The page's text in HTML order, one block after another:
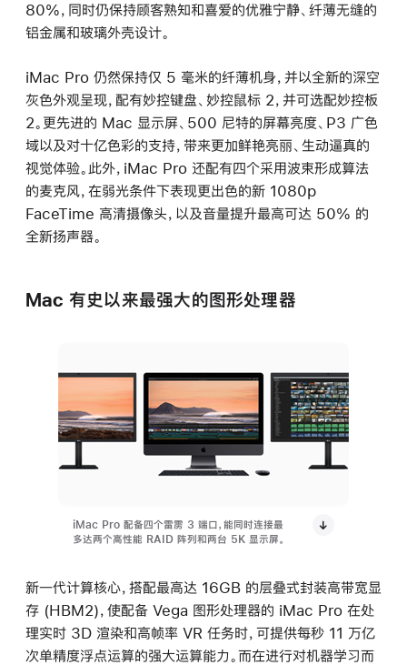
80%，同时仍保持顾客熟知和喜爱的优雅宁静、纤薄无缝的
铝金属和玻璃外壳设计。
iMac Pro 仍然保持仅 5 毫米的纤薄机身，并以全新的深空
灰色外观呈现，配有妙控键盘、妙控鼠标 2，并可选配妙控板
2。更先进的 Mac 显示屏、500 尼特的屏幕亮度、P3 广色
域以及对十亿色彩的支持，带来更加鲜艳亮丽、生动逼真的
视觉体验。此外，iMac Pro 还配有四个采用波束形成算法
的麦克风，在弱光条件下表现更出色的新 1080p
FaceTime 高清摄像头，以及音量提升最高可达 50% 的
全新扬声器。
Mac 有史以来最强大的图形处理器
iMac Pro 配备四个雷雳 3 端口，能同时连接最
多达两个高性能 RAID 阵列和两台 5K 显示屏。
新一代计算核心，搭配最高达 16GB 的层叠式封装高带宽显
存 (HBM2)，使配备 Vega 图形处理器的 iMac Pro 在处
理实时 3D 渲染和高帧率 VR 任务时，可提供每秒 11 万亿
次单精度浮点运算的强大运算能力。而在进行对机器学习而